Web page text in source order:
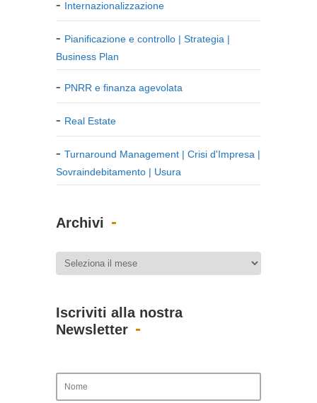
Internazionalizzazione
Pianificazione e controllo | Strategia |
Business Plan
PNRR e finanza agevolata
Real Estate
Turnaround Management | Crisi d'Impresa |
Sovraindebitamento | Usura
Archivi
Iscriviti alla nostra
Newsletter